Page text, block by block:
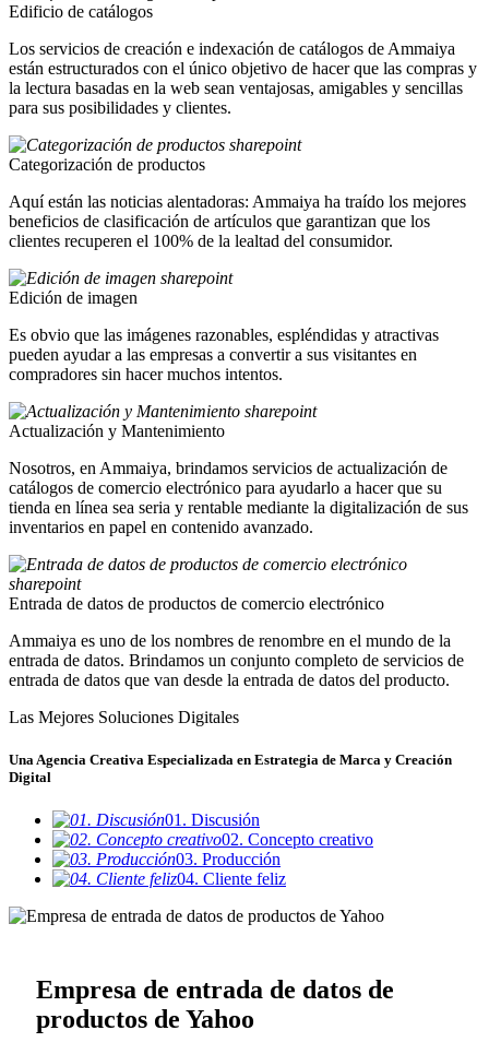
Edificio de catálogos
Los servicios de creación e indexación de catálogos de Ammaiya
están estructurados con el único objetivo de hacer que las compras y
la lectura basadas en la web sean ventajosas, amigables y sencillas
para sus posibilidades y clientes.
Categorización de productos
Aquí están las noticias alentadoras: Ammaiya ha traído los mejores
beneficios de clasificación de artículos que garantizan que los
clientes recuperen el 100% de la lealtad del consumidor.
Edición de imagen
Es obvio que las imágenes razonables, espléndidas y atractivas
pueden ayudar a las empresas a convertir a sus visitantes en
compradores sin hacer muchos intentos.
Actualización y Mantenimiento
Nosotros, en Ammaiya, brindamos servicios de actualización de
catálogos de comercio electrónico para ayudarlo a hacer que su
tienda en línea sea seria y rentable mediante la digitalización de sus
inventarios en papel en contenido avanzado.
Entrada de datos de productos de comercio electrónico
Ammaiya es uno de los nombres de renombre en el mundo de la
entrada de datos. Brindamos un conjunto completo de servicios de
entrada de datos que van desde la entrada de datos del producto.
Las Mejores Soluciones Digitales
Una Agencia Creativa Especializada en Estrategia de Marca y Creación
Digital
01. Discusión
02. Concepto creativo
03. Producción
04. Cliente feliz
Empresa de entrada de datos de
productos de Yahoo